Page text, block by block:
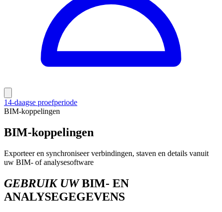
14-daagse proefperiode
BIM-koppelingen
BIM-koppelingen
Exporteer en synchroniseer verbindingen, staven en details vanuit
uw BIM- of analysesoftware
GEBRUIK UWBIM- EN
ANALYSEGEGEVENS